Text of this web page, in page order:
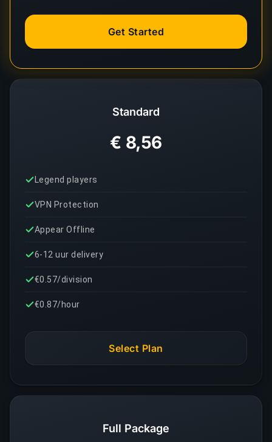
Standard
€ 8,56
Legend players
VPN Protection
Appear Offline
6-12 uur delivery
€0.57/division
€0.87/hour
Select Plan
Get Started
Full Package